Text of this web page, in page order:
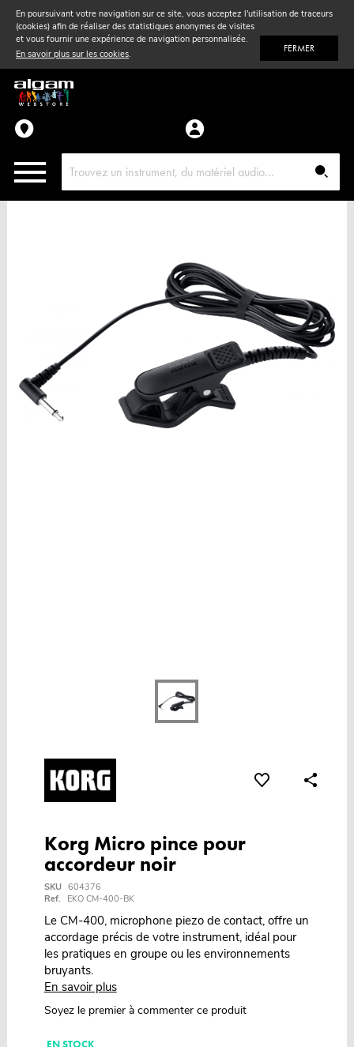
En poursuivant votre navigation sur ce site, vous acceptez l'utilisation de traceurs
(cookies) afin de réaliser des statistiques anonymes de visites
et vous fournir une expérience de navigation personnalisée.
En savoir plus sur les cookies. FERMER
Vent& Violon
Accessoires
Pièces détachées
Korg Micro pince pour
accordeur noir
SKU 604376
Ref.
EKO CM-400-BK
Le CM-400, microphone piezo de contact, offre un
accordage précis de votre instrument, idéal pour
les pratiques en groupe ou les environnements
bruyants.
En savoir plus
Soyez le premier à commenter ce produit
EN STOCK